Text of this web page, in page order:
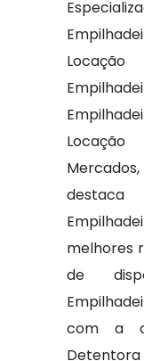
melhores
de
com a